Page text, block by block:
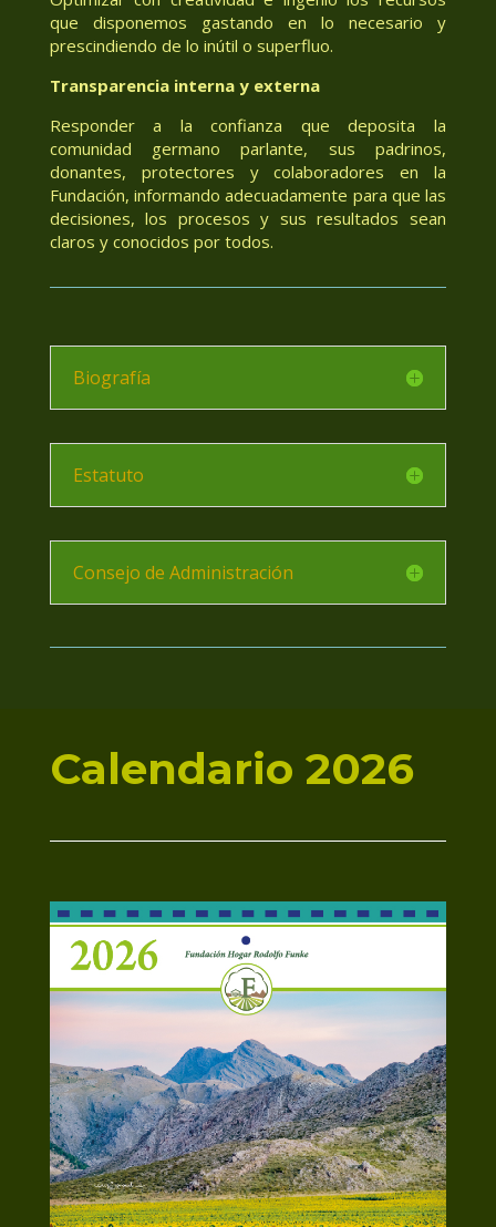
que disponemos gastando en lo necesario y
prescindiendo de lo inútil o superfluo.
Transparencia interna y externa
Responder a la confianza que deposita la
comunidad germano parlante, sus padrinos,
donantes, protectores y colaboradores en la
Fundación, informando adecuadamente para que las
decisiones, los procesos y sus resultados sean
claros y conocidos por todos.
Biografía
Estatuto
Consejo de Administración
Calendario 2026